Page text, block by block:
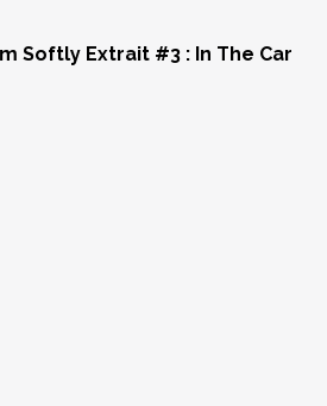
Softly Extrait #3 : In The Car